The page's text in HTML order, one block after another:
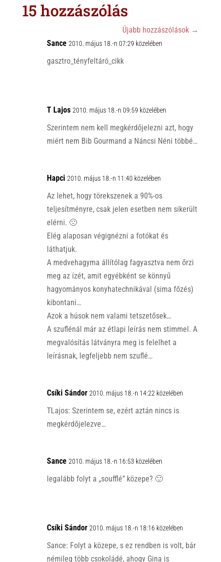
A
o
k
15 hozzászólás
Újabb hozzászólások →
Sance 2010. május 18.-n 07:29 közelében
gasztro_tényfeltáró_cikk
T Lajos 2010. május 18.-n 09:59 közelében
Szerintem nem kell megkérdőjelezni azt, hogy
miért nem Bib Gourmand a Náncsi Néni többé…
Hapci 2010. május 18.-n 11:40 közelében
Az lehet, hogy törekszenek a 90%-os
teljesítményre, csak jelen esetben nem sikerült
elérni. 🙁
Elég alaposan végignézni a fotókat és
láthatjuk.
A medvehagyma állítólag fagyasztva nem őrzi
meg az ízét, amit egyébként se könnyű
hagyományos konyhatechnikával (sima főzés)
kibontani…
Azok a húsok nem valami tetszetősek…
A szuflénál már az étlapi leírás nem stimmel. A
megvalósítás látványra meg is felelhet a
leírásnak, legfeljebb nem szuflé…
Csíki Sándor 2010. május 18.-n 14:22 közelében
TLajos: Szerintem se, ezért aztán nincs is
megkérdőjelezve…
Sance 2010. május 18.-n 16:53 közelében
legalább folyt a „soufflé” közepe? 🙂
Csíki Sándor 2010. május 18.-n 18:16 közelében
Sance: Folyt a közepe, s ez rendben is volt, bár
némileg több csokoládé, ahogy Gina is